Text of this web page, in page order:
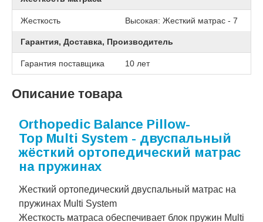
Жесткость Высокая: Жесткий матрас - 7
Гарантия, Доставка, Производитель
Гарантия поставщика 10 лет
Описание товара
Orthopedic Balance Pillow-
Top Multi System - двуспальный
жёсткий ортопедический матрас
на пружинах
Жесткий ортопедический двуспальный матрас на
пружинах Multi System
Жесткость матраса обеспечивает блок пружин Multi